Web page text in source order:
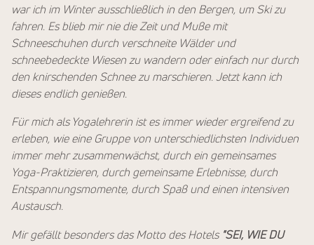
war ich im Winter ausschließlich in den Bergen, um Ski zu
fahren. Es blieb mir nie die Zeit und Muße mit
Schneeschuhen durch verschneite Wälder und
schneebedeckte Wiesen zu wandern oder einfach nur durch
den knirschenden Schnee zu marschieren. Jetzt kann ich
dieses endlich genießen.
Für mich als Yogalehrerin ist es immer wieder ergreifend zu
erleben, wie eine Gruppe von unterschiedlichsten Individuen
immer mehr zusammenwächst, durch ein gemeinsames
Yoga-Praktizieren, durch gemeinsame Erlebnisse, durch
Entspannungsmomente, durch Spaß und einen intensiven
Austausch.
Mir gefällt besonders das Motto des Hotels "SEI, WIE DU